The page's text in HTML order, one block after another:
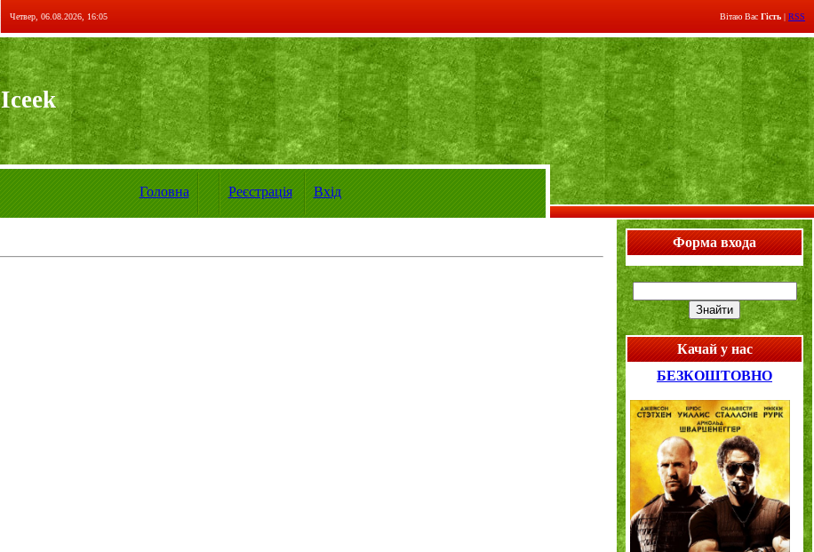
Четвер, 06.08.2026, 16:05 Вітаю Вас Гість | RSS
Iceek
Головна Реєстрація Вхід
Форма входа
Качай у нас
БЕЗКОШТОВНО